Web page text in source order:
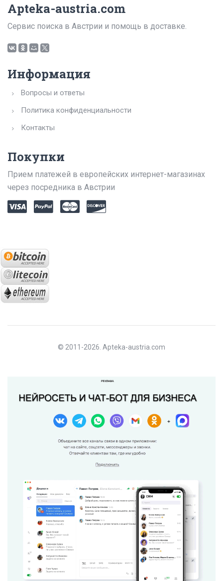
Apteka-austria.com
Сервис поиска в Австрии и помощь в доставке.
Информация
Вопросы и ответы
Политика конфиденциальности
Контакты
Покупки
Прием платежей в европейских интернет-магазинах
через посредника в Австрии
© 2011-2026. Apteka-austria.com